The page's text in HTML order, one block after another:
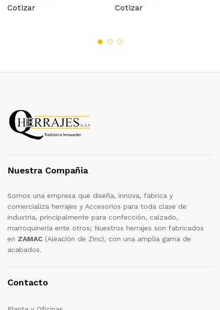
Cotizar Cotizar
Nuestra Compañia
Somos una empresa que diseña, innova, fabrica y
comercializa herrajes y Accesorios para toda clase de
industria, principalmente para confección, calzado,
marroquinería ente otros; Nuestros herrajes son fabricados
en ZAMAC (Aleación de Zinc), con una amplia gama de
acabados.
Contacto